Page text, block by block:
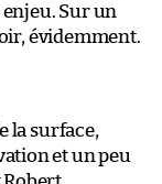
Sur un
évidemment.
la surface,
et un peu